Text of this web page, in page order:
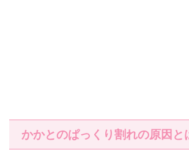
かかとのぱっくり割れの原因と